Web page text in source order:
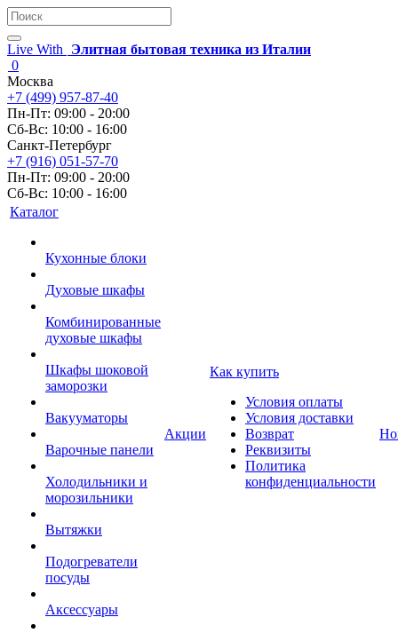
Live With
Элитная бытовая техника из Италии
0
Москва
+7 (499) 957-87-40
Пн-Пт: 09:00 - 20:00
Сб-Вс: 10:00 - 16:00
Санкт-Петербург
+7 (916) 051-57-70
Пн-Пт: 09:00 - 20:00
Сб-Вс: 10:00 - 16:00
Каталог
Кухонные блоки
Духовые шкафы
Комбинированные
духовые шкафы
Шкафы шоковой
заморозки
Вакууматоры
Варочные панели
Холодильники и
морозильники
Вытяжки
Подогреватели
посуды
Аксессуары
Акции
Как купить
Условия оплаты
Условия доставки
Возврат
Реквизиты
Политика
конфиденциальности